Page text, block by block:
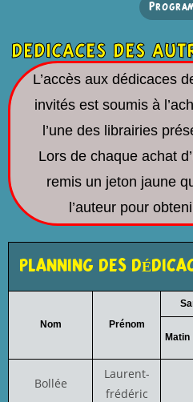
dedicaces des
L’accès aux dédicaces
invités est soumis à
l’une des librairies
Lors de chaque achat
remis un jeton jaune
l’auteur pour
PLANNING DES
Nom Prénom
Matin
Bollée
Laurent-
frédéric